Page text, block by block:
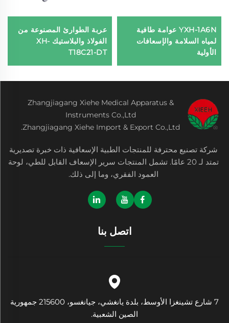
YXH-1A6N عوامة طافية
لمياه السلامة والإسعافات
الأولية
عربة الطوارئ المصنوعة من
الفولاذ والبلاستيك XH-
T18C21-DT
Zhangjiagang Xiehe Medical Apparatus &
Instruments Co.,Ltd
Zhangjiagang Xiehe Import & Export Co.,Ltd.
شركة تصنيع محترفة للمنتجات الطبية الإسعافية ذات خبرة تصديرية
تمتد لـ 20 عامًا. تشمل المنتجات سرير الإسعاف القابل للطي، لوحة
العمود الفقري، وما إلى ذلك.
اتصل بنا
7 شارع تشينغزا الأوسط، بلدة يانغشي، جيانغسو، 215600 جمهورية
الصين الشعبية.